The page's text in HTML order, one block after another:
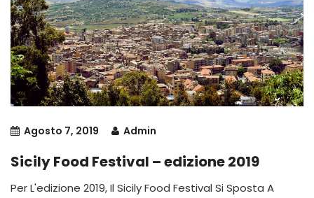
Agosto 7, 2019 Admin
Sicily Food Festival – edizione 2019
Per L'edizione 2019, Il Sicily Food Festival Si Sposta A